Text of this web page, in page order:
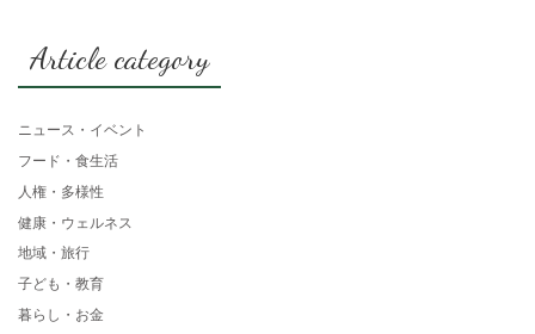
Article category
ニュース・イベント
フード・食生活
人権・多様性
健康・ウェルネス
地域・旅行
子ども・教育
暮らし・お金